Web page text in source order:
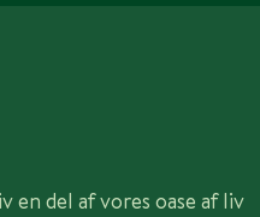
en del af vores oase af liv